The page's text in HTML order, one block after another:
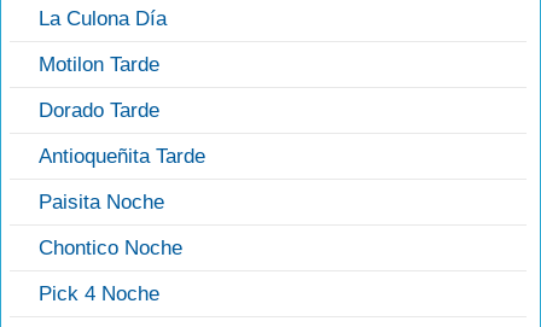
La Culona Día
Motilon Tarde
Dorado Tarde
Antioqueñita Tarde
Paisita Noche
Chontico Noche
Pick 4 Noche